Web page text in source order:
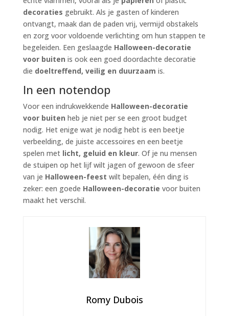
decoraties gebruikt. Als je gasten of kinderen
ontvangt, maak dan de paden vrij, vermijd obstakels
en zorg voor voldoende verlichting om hun stappen te
begeleiden. Een geslaagde Halloween-decoratie
voor buiten is ook een goed doordachte decoratie
die doeltreffend, veilig en duurzaam is.
In een notendop
Voor een indrukwekkende Halloween-decoratie
voor buiten heb je niet per se een groot budget
nodig. Het enige wat je nodig hebt is een beetje
verbeelding, de juiste accessoires en een beetje
spelen met licht, geluid en kleur. Of je nu mensen
de stuipen op het lijf wilt jagen of gewoon de sfeer
van je Halloween-feest wilt bepalen, één ding is
zeker: een goede Halloween-decoratie voor buiten
maakt het verschil.
Romy Dubois